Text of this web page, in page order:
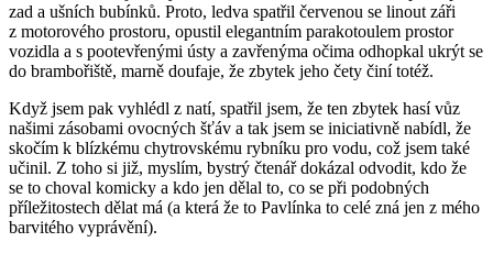
zad a ušních bubínků. Proto, ledva spatřil červenou se linout záři
z motorového prostoru, opustil elegantním parakotoulem prostor
vozidla a s pootevřenými ústy a zavřenýma očima odhopkal ukrýt se
do brambořiště, marně doufaje, že zbytek jeho čety činí totéž.
Když jsem pak vyhlédl z natí, spatřil jsem, že ten zbytek hasí vůz
našimi zásobami ovocných šťáv a tak jsem se iniciativně nabídl, že
skočím k blízkému chytrovskému rybníku pro vodu, což jsem také
učinil. Z toho si již, myslím, bystrý čtenář dokázal odvodit, kdo že
se to choval komicky a kdo jen dělal to, co se při podobných
příležitostech dělat má (a která že to Pavlínka to celé zná jen z mého
barvitého vyprávění).